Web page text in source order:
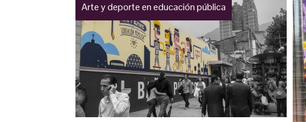
Arte y deporte en educación pública